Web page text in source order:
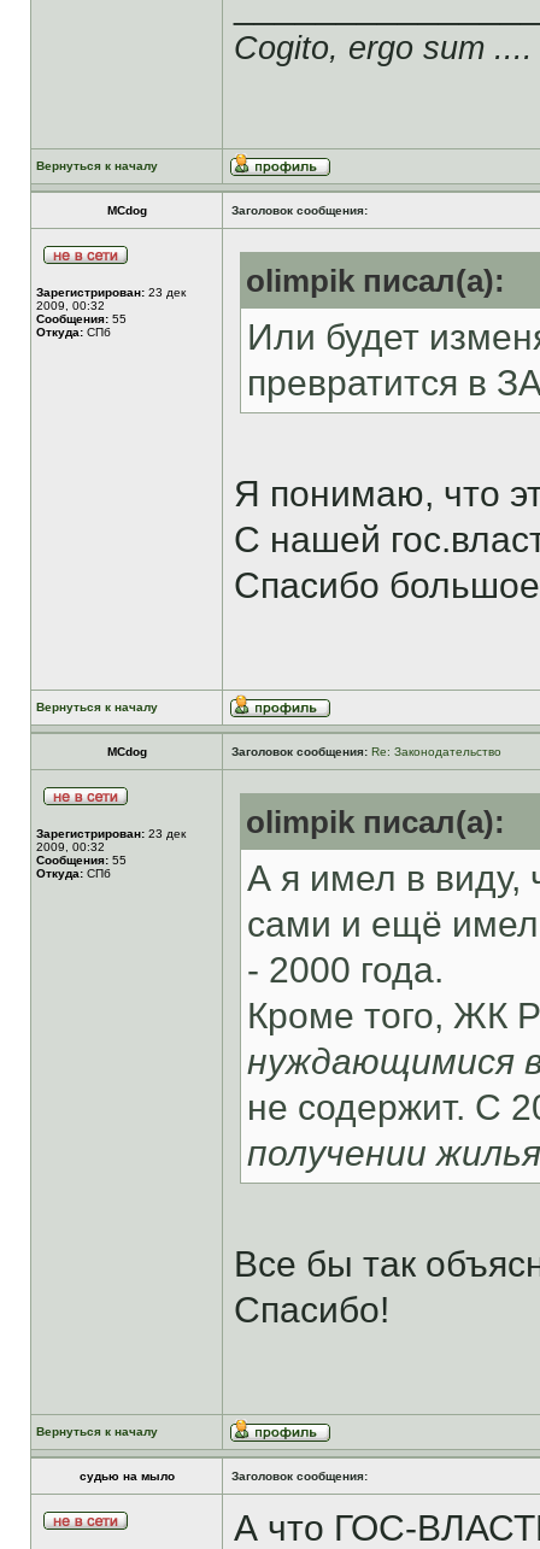
Cogito, ergo sum ....
Вернуться к началу
MCdog Заголовок сообщения:
Зарегистрирован: 23 дек
2009, 00:32
Сообщения: 55
Откуда: СПб
olimpik писал(а):
Или будет
превратится в
Я понимаю, что
С нашей
Спасибо большое
Вернуться к началу
MCdog Заголовок сообщения: Re: Законодательство
Зарегистрирован: 23 дек
2009, 00:32
Сообщения: 55
Откуда: СПб
olimpik писал(а):
А я имел в виду,
сами и ещё
- 2000 года.
Кроме того, ЖК
нуждающимися
не содержит. С
получении жилья
Все бы так
Спасибо!
Вернуться к началу
судью на мыло Заголовок сообщения:
А что ГОС-